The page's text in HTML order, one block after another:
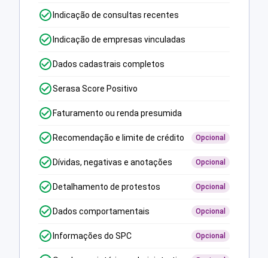
Indicação de consultas recentes
Indicação de empresas vinculadas
Dados cadastrais completos
Serasa Score Positivo
Faturamento ou renda presumida
Recomendação e limite de crédito Opcional
Dívidas, negativas e anotações Opcional
Detalhamento de protestos Opcional
Dados comportamentais Opcional
Informações do SPC Opcional